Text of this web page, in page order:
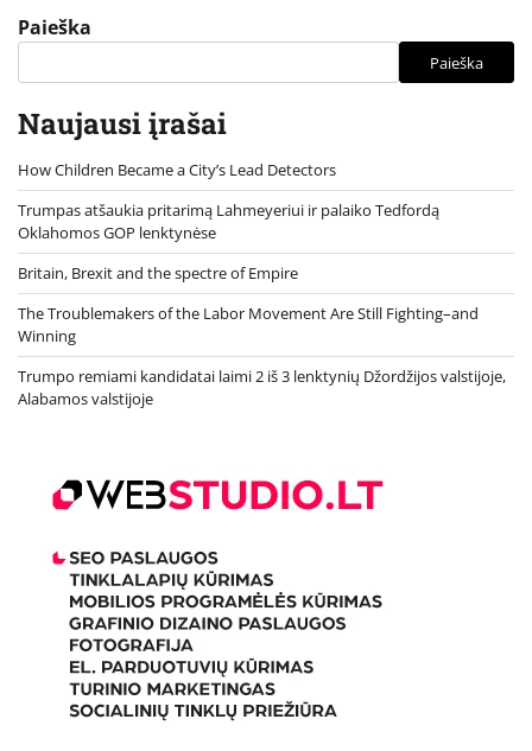
Paieška
Paieška
Naujausi įrašai
How Children Became a City’s Lead Detectors
Trumpas atšaukia pritarimą Lahmeyeriui ir palaiko Tedfordą
Oklahomos GOP lenktynėse
Britain, Brexit and the spectre of Empire
The Troublemakers of the Labor Movement Are Still Fighting–and
Winning
Trumpo remiami kandidatai laimi 2 iš 3 lenktynių Džordžijos valstijoje,
Alabamos valstijoje